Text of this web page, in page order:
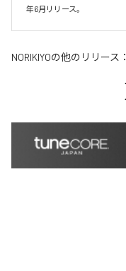
年6月リリース。
NORIKIYOの他のリリース：